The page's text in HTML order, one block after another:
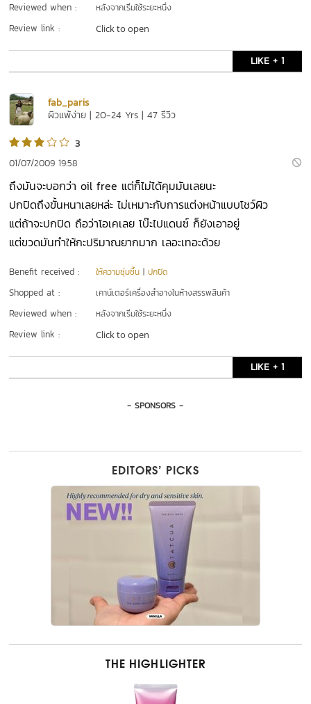
Reviewed when : หลังจากเริ่มใช้ระยะหนึ่ง
Review link : Click to open
LIKE + 1
fab_paris
ผิวแพ้ง่าย | 20-24 Yrs | 47 รีวิว
3
01/07/2009 19:58
ถึงมันจะบอกว่า oil free แต่ก็ไม่ได้คุมมันเลยนะ
ปกปิดถึงขั้นหนาเลยหล่ะ ไม่เหมาะกับการแต่งหน้าแบบโชว์ผิว
แต่ถ้าจะปกปิด ถือว่าโอเคเลย โบ๊ะไปแดนซ์ ก็ยังเอาอยู่
แต่ขวดมันทำให้กะปริมาณยากมาก เลอะเทอะด้วย
Benefit received : ให้ความชุ่มชื้น |ปกปิด
Shopped at : เคาน์เตอร์เครื่องสำอางในห้างสรรพสินค้า
Reviewed when : หลังจากเริ่มใช้ระยะหนึ่ง
Review link : Click to open
LIKE + 1
- SPONSORS -
EDITORS’ PICKS
THE HIGHLIGHTER